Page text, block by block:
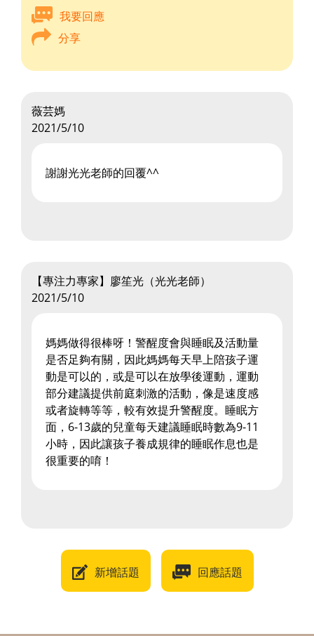
我要回應
分享
薇芸媽
2021/5/10
謝謝光光老師的回覆^^
【專注力專家】廖笙光（光光老師）
2021/5/10
媽媽做得很棒呀！警醒度會與睡眠及活動量
是否足夠有關，因此媽媽每天早上陪孩子運
動是可以的，或是可以在放學後運動，運動
部分建議提供前庭刺激的活動，像是速度感
或者旋轉等等，較有效提升警醒度。睡眠方
面，6-13歲的兒童每天建議睡眠時數為9-11
小時，因此讓孩子養成規律的睡眠作息也是
很重要的唷！
新增話題 回應話題